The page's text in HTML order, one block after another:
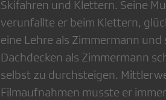
Skifahren und Klettern. Seine
verunfallte er beim Klettern,
eine Lehre als Zimmermann
Dachdecken als Zimmermann
selbst zu durchsteigen.
Filmaufnahmen musste er